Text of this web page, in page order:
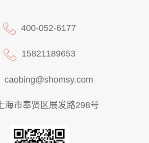
400-052-6177
15821189653
caobing@shomsy.com
上海市奉贤区展发路298号